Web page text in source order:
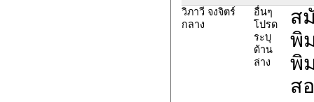
วิภาวี จงจิตร์
กลาง
อื่นๆ
โปรด
ระบุ
ด้าน
ล่าง
ส
พิ
พิ
ส